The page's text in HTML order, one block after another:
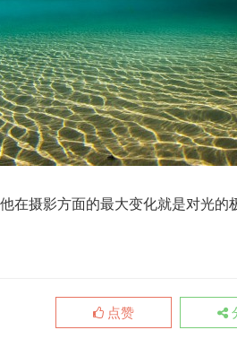
在摄影方面的最大变化就是对光的
点赞